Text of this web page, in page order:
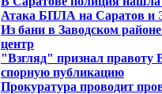
Атака БПЛА на Саратов и
Из бани в Заводском
центр
"Взгляд" признал
спорную публикацию
Прокуратура проводит